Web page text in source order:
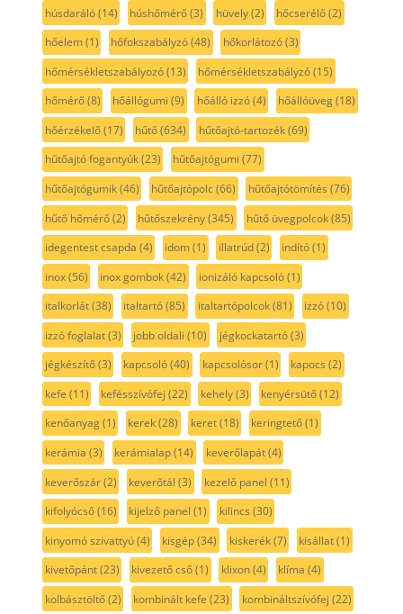
húsdaráló(14) húshőmérő(3) hüvely(2) hőcserélő(2)
hőelem(1) hőfokszabályzó(48) hőkorlátozó(3)
hőmérsékletszabályozó(13) hőmérsékletszabályzó(15)
hőmérő(8) hőállógumi (9) hőálló izzó(4) hőállóüveg(18)
hőérzékelő(17) hűtő(634) hűtőajtó-tartozék(69)
hűtőajtó fogantyúk(23) hűtőajtógumi (77)
hűtőajtógumik(46) hűtőajtópolc(66) hűtőajtótömítés (76)
hűtő hőmérő(2) hűtőszekrény(345) hűtő üvegpolcok(85)
idegentest csapda (4) idom(1) illatrúd(2) indító(1)
inox(56) inox gombok(42) ionizáló kapcsoló(1)
italkorlát(38) italtartó(85) italtartópolcok(81) izzó(10)
izzó foglalat(3) jobb oldali (10) jégkockatartó(3)
jégkészítő(3) kapcsoló(40) kapcsolósor(1) kapocs (2)
kefe (11) kefésszívófej (22) kehely(3) kenyérsütő(12)
kenőanyag(1) kerek(28) keret(18) keringtető(1)
kerámia (3) kerámialap(14) keverőlapát(4)
keverőszár(2) keverőtál (3) kezelő panel (11)
kifolyócső(16) kijelző panel (1) kilincs (30)
kinyomó szivattyú(4) kisgép(34) kiskerék(7) kisállat(1)
kivetőpánt(23) kivezető cső(1) klixon(4) klíma (4)
kolbásztöltő(2) kombinált kefe (23) kombináltszívófej (22)